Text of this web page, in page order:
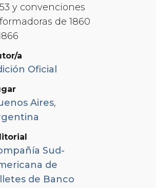
y convenciones
de 1860
a
Oficial
Aires,
Sud-
de
de Banco